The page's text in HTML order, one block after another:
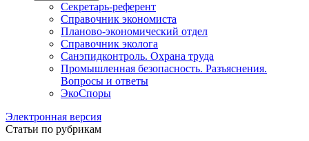
Секретарь-референт
Справочник экономиста
Планово-экономический отдел
Справочник эколога
Санэпидконтроль. Охрана труда
Промышленная безопасность. Разъяснения.
Вопросы и ответы
ЭкоСпоры
Электронная версия
Статьи по рубрикам